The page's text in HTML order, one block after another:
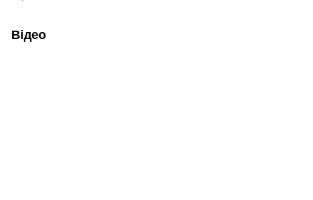
Відео